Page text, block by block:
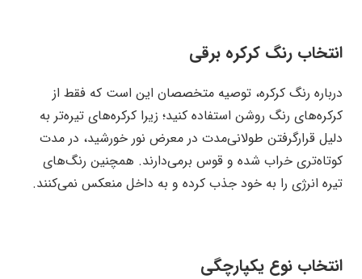
انتخاب رنگ کرکره برقی
درباره رنگ کرکره، توصیه متخصصان این است که فقط از
کرکره‌های رنگ روشن استفاده کنید؛ زیرا کرکره‌های تیره‌تر به
دلیل قرار‌گرفتن طولانی‌مدت در معرض نور خورشید، در مدت
کوتاه‌تری خراب شده و قوس برمی‌دارند. همچنین رنگ‌های
تیره انرژی را به خود جذب کرده و به داخل منعکس نمی‌کنند.
انتخاب نوع یکپارچگی